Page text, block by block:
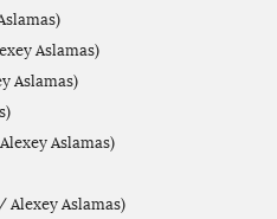
Aslamas)
Aslamas)
Aslamas)
Alexey Aslamas)